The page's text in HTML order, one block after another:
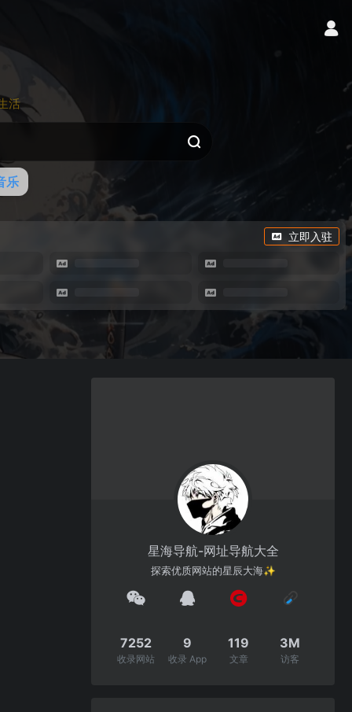
活
乐
立即入驻
星海导航-网址导航大全
探索优质网站的星辰大海✨
7252
收录网站
9
收录 App
119
文章
3M
访客